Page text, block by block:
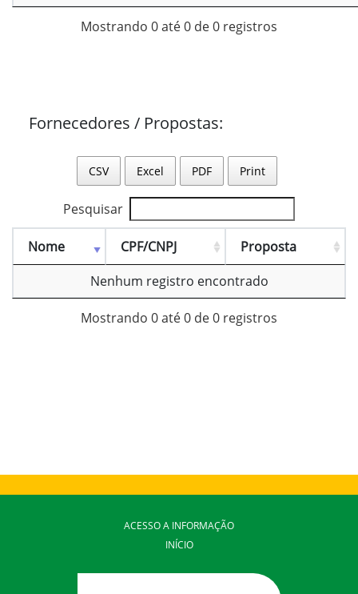
Mostrando 0 até 0 de 0 registros
Fornecedores / Propostas:
CSV Excel PDF Print
Pesquisar
Nome CPF/CNPJ
Proposta
Nenhum registro encontrado
Mostrando 0 até 0 de 0 registros
ACESSO A INFORMAÇÃO
INÍCIO